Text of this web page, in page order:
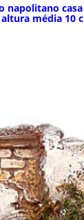
napolitano
média 10